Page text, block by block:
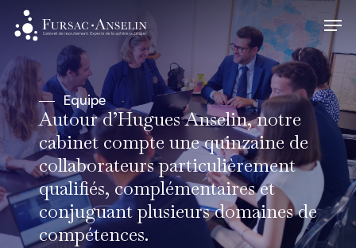
Skip
main
content
Equipe
Autour d’Hugues Anselin, notre
cabinet compte une quinzaine de
collaborateurs particulièrement
qualifiés, complémentaires et
conjuguant plusieurs domaines de
compétences.
Close
Menu